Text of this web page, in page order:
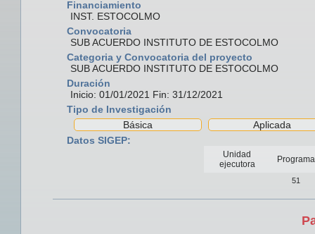
Financiamiento
INST. ESTOCOLMO
Convocatoria
SUB ACUERDO INSTITUTO DE ESTOCOLMO
Categoria y Convocatoria del proyecto
SUB ACUERDO INSTITUTO DE ESTOCOLMO
Duración
Inicio: 01/01/2021 Fin: 31/12/2021
Tipo de Investigación
Básica
Aplicada
Datos SIGEP:
Unidad
ejecutora
Programa
51